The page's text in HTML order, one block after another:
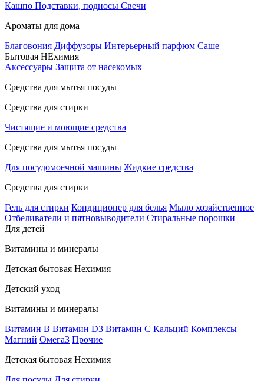
Кашпо Подставки, подносы Свечи
Ароматы для дома
Благовония Диффузоры Интерьерный парфюм Саше
Бытовая НЕхимия
Аксессуары Защита от насекомых
Средства для мытья посуды
Средства для стирки
Чистящие и моющие средства
Средства для мытья посуды
Для посудомоечной машины Жидкие средства
Средства для стирки
Гель для стирки Кондиционер для белья Мыло хозяйственное
Отбеливатели и пятновыводители Стиральные порошки
Для детей
Витамины и минералы
Детская бытовая Нехимия
Детский уход
Витамины и минералы
Витамин В Витамин D3 Витамин С Кальций Комплексы
Магний Омега3 Прочие
Детская бытовая Нехимия